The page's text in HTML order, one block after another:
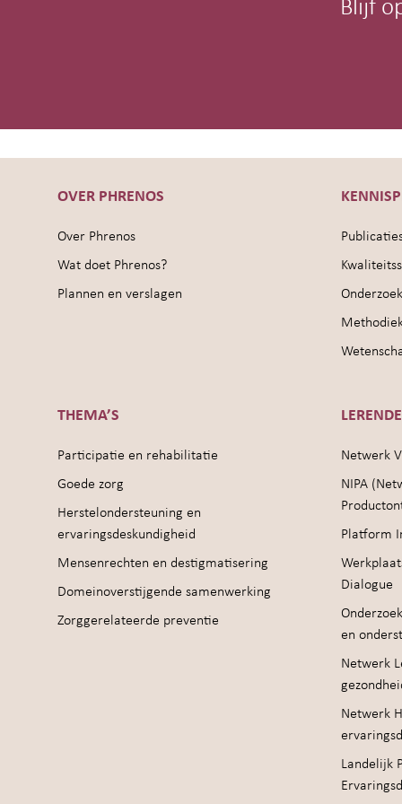
Blijf
OVER PHRENOS
Over Phrenos
Wat doet Phrenos?
Plannen en verslagen
THEMA’S
Participatie en rehabilitatie
Goede zorg
Herstelondersteuning en
ervaringsdeskundigheid
Mensenrechten en destigmatisering
Domeinoverstijgende samenwerking
Zorggerelateerde preventie
Netwerk
NIPA
Platform
Dialogue
en
Netwerk
Netwerk
Landelijk